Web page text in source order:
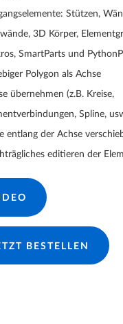
Stützen,
3D Körper,
SmartParts und
Polygon als Achse
übernehmen (z.B. Kreise,
Spline,
entlang der Achse
editieren der
BESTELLEN